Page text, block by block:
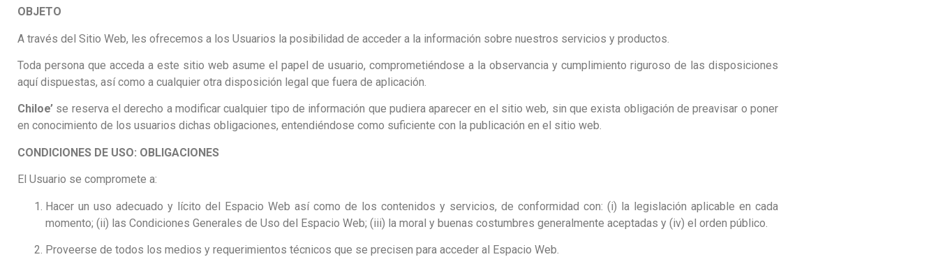
OBJETO
A través del Sitio Web, les ofrecemos a los Usuarios la posibilidad de acceder a la información sobre nuestros servicios y productos.
Toda persona que acceda a este sitio web asume el papel de usuario, comprometiéndose a la observancia y cumplimiento riguroso de las disposiciones
aquí dispuestas, así como a cualquier otra disposición legal que fuera de aplicación.
Chiloe’ se reserva el derecho a modificar cualquier tipo de información que pudiera aparecer en el sitio web, sin que exista obligación de preavisar o poner
en conocimiento de los usuarios dichas obligaciones, entendiéndose como suficiente con la publicación en el sitio web.
CONDICIONES DE USO: OBLIGACIONES
El Usuario se compromete a:
Hacer un uso adecuado y lícito del Espacio Web así como de los contenidos y servicios, de conformidad con: (i) la legislación aplicable en cada
momento; (ii) las Condiciones Generales de Uso del Espacio Web; (iii) la moral y buenas costumbres generalmente aceptadas y (iv) el orden público.
Proveerse de todos los medios y requerimientos técnicos que se precisen para acceder al Espacio Web.